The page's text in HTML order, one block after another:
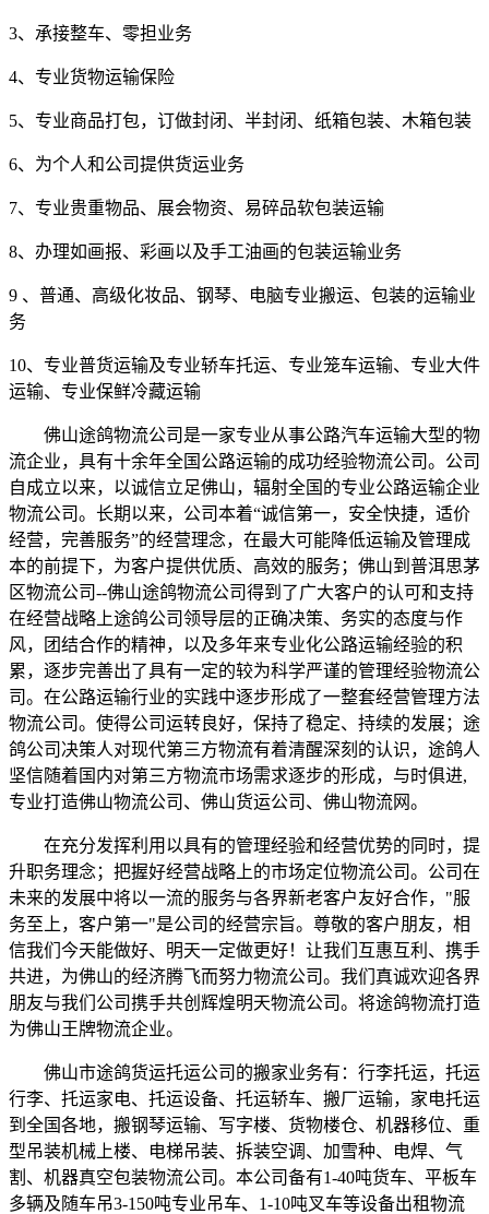
3、承接整车、零担业务
4、专业货物运输保险
5、专业商品打包，订做封闭、半封闭、纸箱包装、木箱包装
6、为个人和公司提供货运业务
7、专业贵重物品、展会物资、易碎品软包装运输
8、办理如画报、彩画以及手工油画的包装运输业务
9 、普通、高级化妆品、钢琴、电脑专业搬运、包装的运输业
务
10、专业普货运输及专业轿车托运、专业笼车运输、专业大件
运输、专业保鲜冷藏运输
佛山途鸽物流公司是一家专业从事公路汽车运输大型的物
流企业，具有十余年全国公路运输的成功经验物流公司。公司
自成立以来，以诚信立足佛山，辐射全国的专业公路运输企业
物流公司。长期以来，公司本着“诚信第一，安全快捷，适价
经营，完善服务”的经营理念，在最大可能降低运输及管理成
本的前提下，为客户提供优质、高效的服务；佛山到普洱思茅
区物流公司--佛山途鸽物流公司得到了广大客户的认可和支持
在经营战略上途鸽公司领导层的正确决策、务实的态度与作
风，团结合作的精神，以及多年来专业化公路运输经验的积
累，逐步完善出了具有一定的较为科学严谨的管理经验物流公
司。在公路运输行业的实践中逐步形成了一整套经营管理方法
物流公司。使得公司运转良好，保持了稳定、持续的发展；途
鸽公司决策人对现代第三方物流有着清醒深刻的认识，途鸽人
坚信随着国内对第三方物流市场需求逐步的形成，与时俱进,
专业打造佛山物流公司、佛山货运公司、佛山物流网。
在充分发挥利用以具有的管理经验和经营优势的同时，提
升职务理念；把握好经营战略上的市场定位物流公司。公司在
未来的发展中将以一流的服务与各界新老客户友好合作，"服
务至上，客户第一"是公司的经营宗旨。尊敬的客户朋友，相
信我们今天能做好、明天一定做更好！让我们互惠互利、携手
共进，为佛山的经济腾飞而努力物流公司。我们真诚欢迎各界
朋友与我们公司携手共创辉煌明天物流公司。将途鸽物流打造
为佛山王牌物流企业。
佛山市途鸽货运托运公司的搬家业务有：行李托运，托运
行李、托运家电、托运设备、托运轿车、搬厂运输，家电托运
到全国各地，搬钢琴运输、写字楼、货物楼仓、机器移位、重
型吊装机械上楼、电梯吊装、拆装空调、加雪种、电焊、气
割、机器真空包装物流公司。本公司备有1-40吨货车、平板车
多辆及随车吊3-150吨专业吊车、1-10吨叉车等设备出租物流